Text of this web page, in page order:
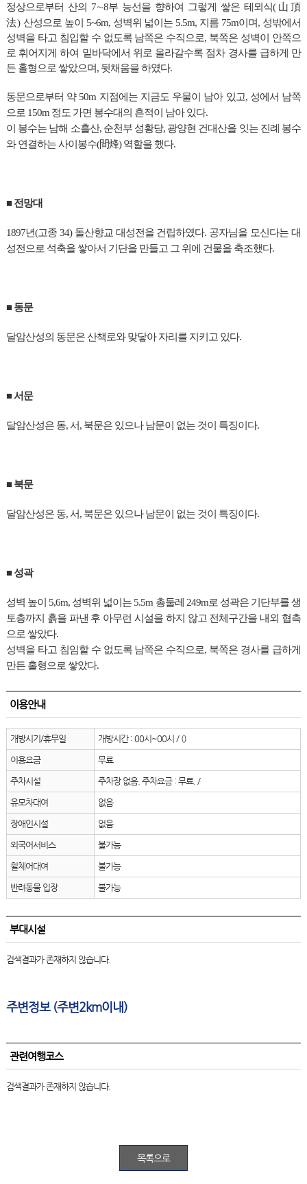
정상으로부터 산의 7∼8부 능선을 향하여 그렇게 쌓은테뫼식( 山頂
法)산성으로 높이 5~6m, 성벽위 넓이는 5.5m, 지름 75m이며, 성밖에서
성벽을 타고 침입할 수 없도록 남쪽은 수직으로, 북쪽은 성벽이 안쪽으
로 휘어지게 하여 밑바닥에서 위로 올라갈수록 점차 경사를 급하게 만
든 홀형으로 쌓았으며, 뒷채움을 하였다.
동문으로부터 약 50m 지점에는 지금도 우물이 남아 있고, 성에서 남쪽
으로 150m 정도 가면 봉수대의 흔적이 남아 있다.
이 봉수는 남해 소흘산, 순천부 성황당, 광양현 건대산을 잇는 진례 봉수
와 연결하는 사이봉수(間烽) 역할을 했다.
■전망대
1897년(고종 34) 돌산향교 대성전을 건립하였다. 공자님을 모신다는 대
성전으로 석축을 쌓아서 기단을 만들고 그 위에 건물을 축조했다.
■동문
달암산성의 동문은 산책로와 맞닿아 자리를 지키고 있다.
■서문
달암산성은 동, 서, 북문은 있으나 남문이 없는 것이 특징이다.
■북문
달암산성은 동, 서, 북문은 있으나 남문이 없는 것이 특징이다.
■성곽
성벽 높이 5,6m, 성벽위 넓이는 5.5m 총둘레 249m로 성곽은 기단부를 생
토층까지 흙을 파낸 후 아무런 시설을 하지 않고 전체구간을 내외 협측
으로 쌓았다.
성벽을 타고 침임할 수 없도록 남쪽은 수직으로, 북쪽은 경사를 급하게
만든 홀형으로 쌓았다.
이용안내
개방시기/휴무일 개방시간 : 00시~00시 / ()
이용요금 무료
주차시설 주차장 없음. 주차요금 : 무료. /
유모차대여 없음
장애인시설 없음
외국어서비스 불가능
휠체어대여 불가능
반려동물 입장 불가능
부대시설
검색결과가 존재하지 않습니다.
주변정보 (주변2km이내)
관련여행코스
검색결과가 존재하지 않습니다.
목록으로